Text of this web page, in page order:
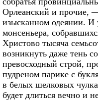
Орлеанский и прочие,
изысканном одеянии. И
монсеньера,
Христово тысяча
возникнуть даже тень
превосходный строй,
пудреном парике с
в белых шелковых
будет длиться вечно и